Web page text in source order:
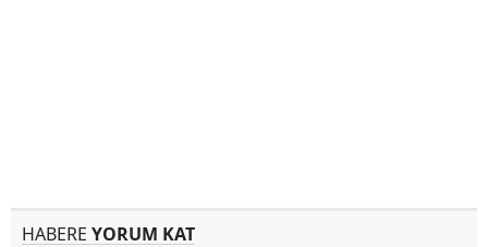
HABERE YORUM KAT